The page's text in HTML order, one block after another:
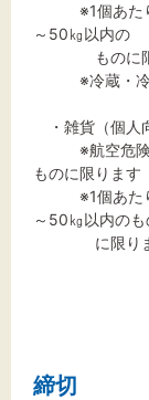
※1個あたり
～50㎏以内の
ものに限り
※冷蔵・冷凍
・雑貨（個人
※航空危険物
ものに限ります
※1個あたり
～50㎏以内のも
に限ります
締切